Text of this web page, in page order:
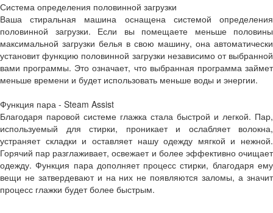
Система определения половинной загрузки
Ваша стиральная машина оснащена системой определения
половинной загрузки. Если вы помещаете меньше половины
максимальной загрузки белья в свою машину, она автоматически
установит функцию половинной загрузки независимо от выбранной
вами программы. Это означает, что выбранная программа займет
меньше времени и будет использовать меньше воды и энергии.
Функция пара - Steam Assist
Благодаря паровой системе глажка стала быстрой и легкой. Пар,
используемый для стирки, проникает и ослабляет волокна,
устраняет складки и оставляет нашу одежду мягкой и нежной.
Горячий пар разглаживает, освежает и более эффективно очищает
одежду. Функция пара дополняет процесс стирки, благодаря ему
вещи не затвердевают и на них не появляются заломы, а значит
процесс глажки будет более быстрым.